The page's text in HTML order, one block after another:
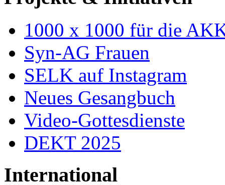
1000 x 1000 für die
Syn-AG Frauen
SELK auf Instagram
Neues Gesangbuch
Video-Gottesdienste
DEKT 2025
International